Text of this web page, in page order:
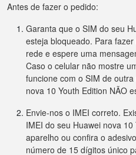
Antes de fazer o pedido:
Garanta que o SIM do seu
esteja bloqueado. Para
rede e espere uma
Caso o celular não mostre
funcione com o SIM de
nova 10 Youth Edition NÃO
Envie-nos o IMEI correto.
IMEI do seu Huawei nova
aparelho ou confira o
número de 15 dígitos único